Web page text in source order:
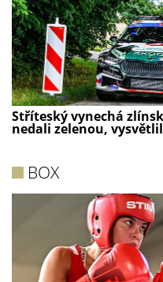
Stříteský vynechá
nedali zelenou, vysvětlil
BOX